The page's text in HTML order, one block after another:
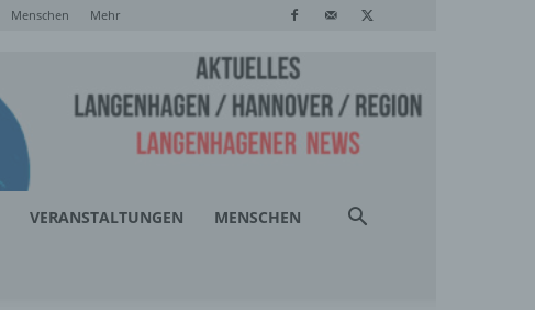
Menschen Mehr
VERANSTALTUNGEN MENSCHEN